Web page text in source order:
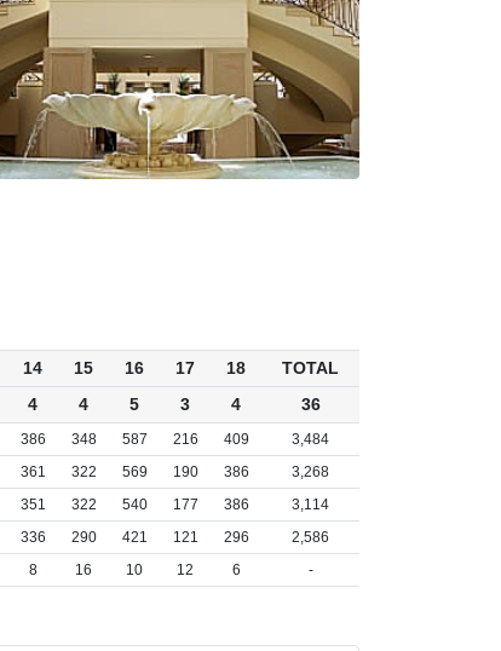
14 15 16 17 18
TOTAL
4 4 5 3 4 36
386 348 587 216 409
3,484
361 322 569 190 386
3,268
351 322 540 177 386
3,114
336 290 421 121 296
2,586
8 16 10 12 6 -